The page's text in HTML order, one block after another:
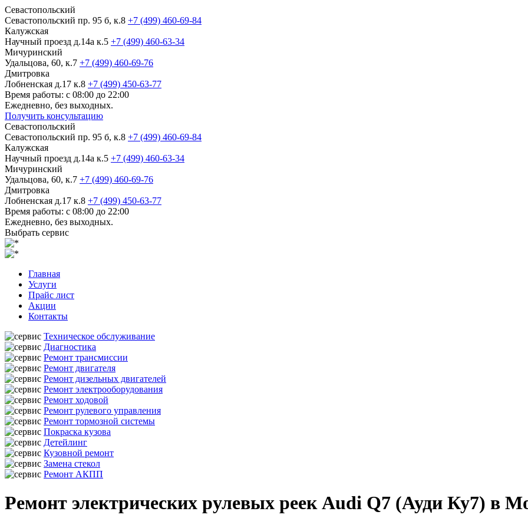
Севастопольский
Севастопольский пр. 95 б, к.8 +7 (499) 460-69-84
Калужская
Научный проезд д.14а к.5 +7 (499) 460-63-34
Мичуринский
Удальцова, 60, к.7 +7 (499) 460-69-76
Дмитровка
Лобненская д.17 к.8 +7 (499) 450-63-77
Время работы: с 08:00 до 22:00
Ежедневно, без выходных.
Получить консультацию
Севастопольский
Севастопольский пр. 95 б, к.8 +7 (499) 460-69-84
Калужская
Научный проезд д.14а к.5 +7 (499) 460-63-34
Мичуринский
Удальцова, 60, к.7 +7 (499) 460-69-76
Дмитровка
Лобненская д.17 к.8 +7 (499) 450-63-77
Время работы: с 08:00 до 22:00
Ежедневно, без выходных.
Выбрать сервис
Главная
Услуги
Прайс лист
Акции
Контакты
Техническое обслуживание
Диагностика
Ремонт трансмиссии
Ремонт двигателя
Ремонт дизельных двигателей
Ремонт электрооборудования
Ремонт ходовой
Ремонт рулевого управления
Ремонт тормозной системы
Покраска кузова
Детейлинг
Кузовной ремонт
Замена стекол
Ремонт АКПП
Ремонт электрических рулевых реек Audi Q7 (Ауди Ку7) в